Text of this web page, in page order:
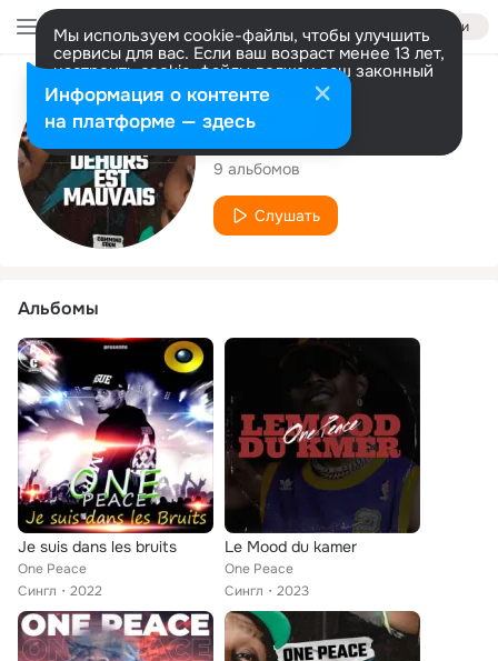
Войти
Мы используем cookie-файлы, чтобы улучшить
сервисы для вас. Если ваш возраст менее 13 лет,
настроить cookie-файлы должен ваш законный
представитель. Больше информации
Разрешить все Настроить
Исполнитель
One Peace
9 альбомов
Слушать
Альбомы
Je suis dans les bruits
One Peace
Сингл
2022
Le Mood du kamer
One Peace
Сингл
2023
Информация о контенте
на платформе — здесь